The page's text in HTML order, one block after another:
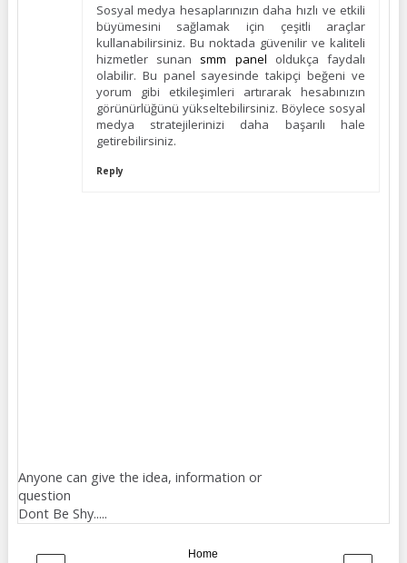
Sosyal medya hesaplarınızın daha hızlı ve etkili
büyümesini sağlamak için çeşitli araçlar
kullanabilirsiniz. Bu noktada güvenilir ve kaliteli
hizmetler sunan smm panel oldukça faydalı
olabilir. Bu panel sayesinde takipçi beğeni ve
yorum gibi etkileşimleri artırarak hesabınızın
görünürlüğünü yükseltebilirsiniz. Böylece sosyal
medya stratejilerinizi daha başarılı hale
getirebilirsiniz.
Reply
Anyone can give the idea, information or
question
Dont Be Shy.....
Home